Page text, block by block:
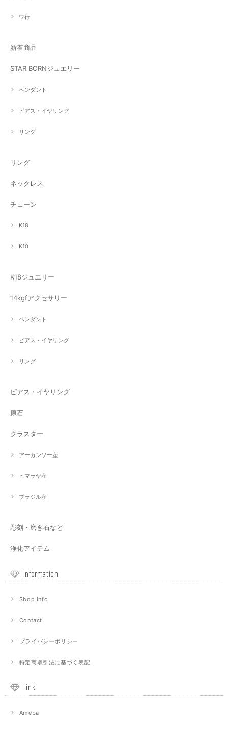
ワ行
新着商品
STAR BORNジュエリー
ペンダント
ピアス・イヤリング
リング
リング
ネックレス
チェーン
K18
K10
K18ジュエリー
14kgfアクセサリー
ペンダント
ピアス・イヤリング
リング
ピアス・イヤリング
原石
クラスター
アーカンソー産
ヒマラヤ産
ブラジル産
彫刻・磨き石など
浄化アイテム
Information
Shop info
Contact
プライバシーポリシー
特定商取引法に基づく表記
Link
Ameba